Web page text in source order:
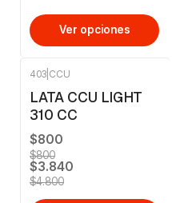
Ver opciones
403 CCU
LATA CCU LIGHT
310 CC
$800
$800
$3.840
$4.800